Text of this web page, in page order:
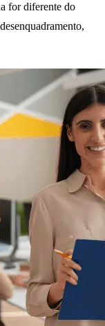
for diferente do